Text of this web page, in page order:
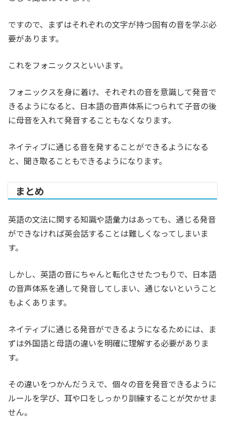
ですので、まずはそれぞれの文字が持つ固有の音を学ぶ必
要があります。
これをフォニックスといいます。
フォニックスを身に着け、それぞれの音を意識して発音で
きるようになると、日本語の音声体系につられて子音の後
に母音を入れて発音することもなくなります。
ネイティブに通じる音を発することができるようになる
と、聞き取ることもできるようになります。
まとめ
英語の文法に関する知識や語彙力はあっても、通じる発音
ができなければ英会話することは難しくなってしまいま
す。
しかし、英語の音にちゃんと転化させたつもりで、日本語
の音声体系を通して発音してしまい、通じないということ
もよくあります。
ネイティブに通じる発音ができるようになるためには、ま
ずは外国語と母語の違いを明確に理解する必要がありま
す。
その違いをつかんだうえで、個々の音を発音できるように
ルールを学び、耳や口をしっかり訓練することが欠かせま
せん。